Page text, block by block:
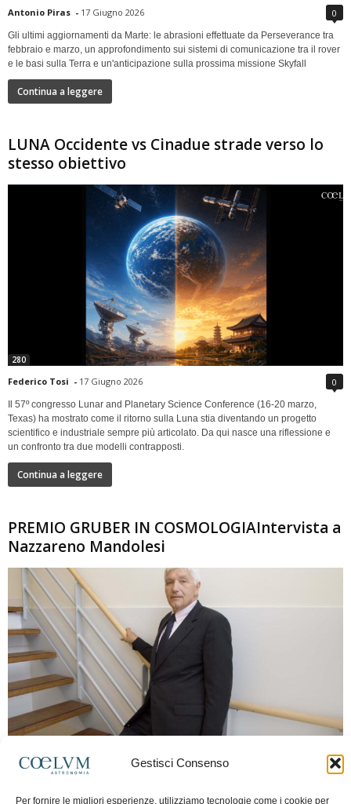
Gestisci Consenso
Per fornire le migliori esperienze, utilizziamo tecnologie come i cookie per
Antonio Piras - 17 Giugno 2026 0
Gli ultimi aggiornamenti da Marte: le abrasioni effettuate da Perseverance tra
febbraio e marzo, un approfondimento sui sistemi di comunicazione tra il rover
e le basi sulla Terra e un'anticipazione sulla prossima missione Skyfall
Continua a leggere
LUNA Occidente vs Cinadue strade verso lo
stesso obiettivo
280
Federico Tosi - 17 Giugno 2026 0
Il 57º congresso Lunar and Planetary Science Conference (16-20 marzo,
Texas) ha mostrato come il ritorno sulla Luna stia diventando un progetto
scientifico e industriale sempre più articolato. Da qui nasce una riflessione e
un confronto tra due modelli contrapposti.
Continua a leggere
PREMIO GRUBER IN COSMOLOGIAIntervista a
Nazzareno Mandolesi
Frida Paolella - 16 Giugno 2026 0
spaziale europea e della missione Planck. Il dialogo ripercorre i principali